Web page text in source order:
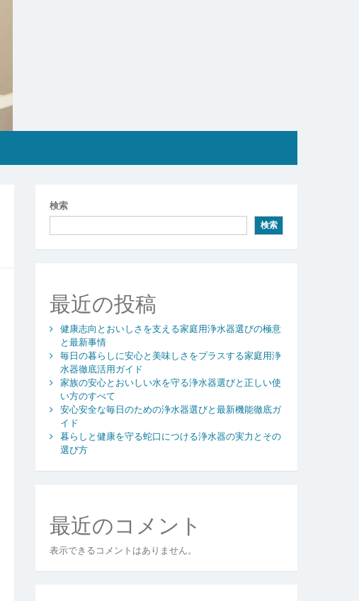
検索
検索
最近の投稿
健康志向とおいしさを支える家庭用浄水器選びの極意
と最新事情
毎日の暮らしに安心と美味しさをプラスする家庭用浄
水器徹底活用ガイド
家族の安心とおいしい水を守る浄水器選びと正しい使
い方のすべて
安心安全な毎日のための浄水器選びと最新機能徹底ガ
イド
暮らしと健康を守る蛇口につける浄水器の実力とその
選び方
最近のコメント
表示できるコメントはありません。